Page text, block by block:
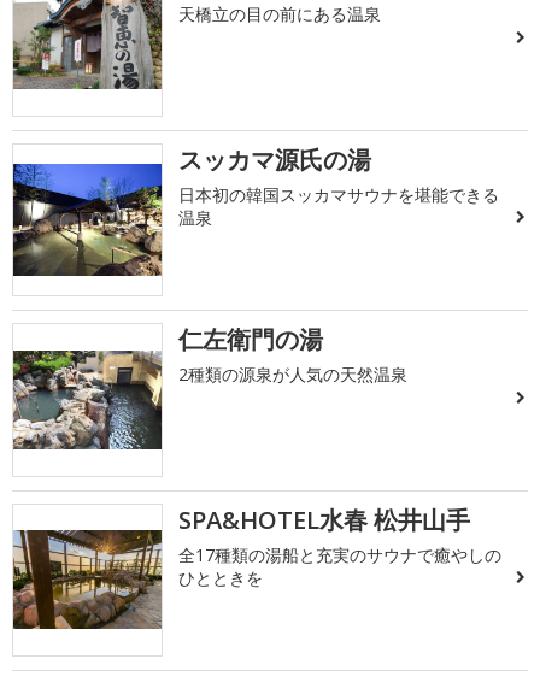
天橋立の目の前にある温泉
スッカマ源氏の湯
日本初の韓国スッカマサウナを堪能できる
温泉
仁左衛門の湯
2種類の源泉が人気の天然温泉
SPA&HOTEL水春 松井山手
全17種類の湯船と充実のサウナで癒やしの
ひとときを